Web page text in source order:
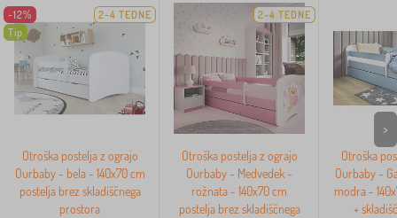
-12%
Tip
2-4 TEDNE
Otroška postelja z ograjo
Ourbaby - bela - 140x70 cm
postelja brez skladiščnega
prostora
2-4 TEDNE
Otroška postelja z ograjo
Ourbaby - Medvedek -
rožnata - 140x70 cm
postelja brez skladiščnega
Otroška
Ourbaby -
modra -
+
>